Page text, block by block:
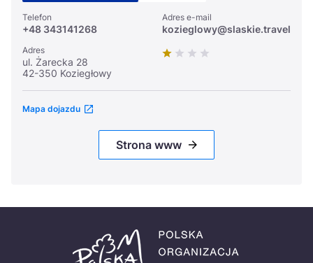
Telefon
+48 343141268
Adres e-mail
kozieglowy@slaskie.travel
Adres
ul. Żarecka 28
42-350 Koziegłowy
Mapa dojazdu
Strona www